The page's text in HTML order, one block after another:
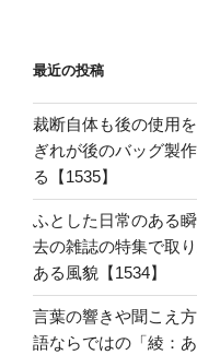
最近の投稿
裁断自体も後の使用
ぎれが後のバッグ製
る【1535】
ふとした日常のある
去の雑誌の特集で取
ある風貌【1534】
言葉の響きや聞こえ
語ならではの「綾：